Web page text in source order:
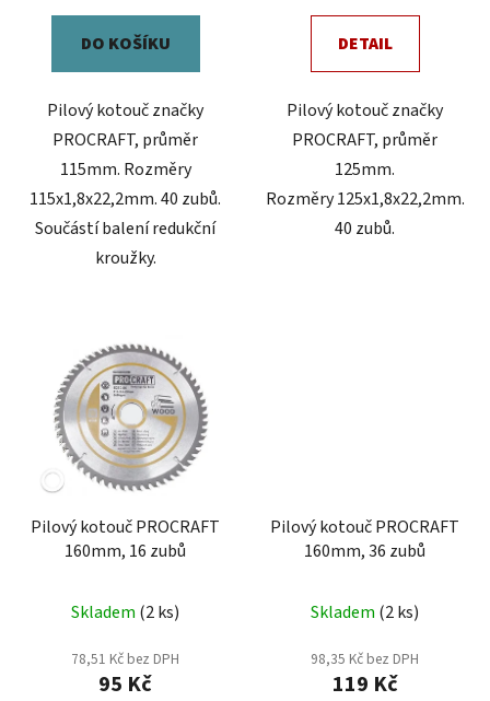
DO KOŠÍKU
Pilový kotouč značky
PROCRAFT, průměr
115mm. Rozměry
115x1,8x22,2mm. 40 zubů.
Součástí balení redukční
kroužky.
DETAIL
Pilový kotouč značky
PROCRAFT, průměr
125mm.
Rozměry 125x1,8x22,2mm.
40 zubů.
Pilový kotouč PROCRAFT
160mm, 16 zubů
Skladem (2 ks)
78,51 Kč bez DPH
95 Kč
Pilový kotouč PROCRAFT
160mm, 36 zubů
Skladem (2 ks)
98,35 Kč bez DPH
119 Kč